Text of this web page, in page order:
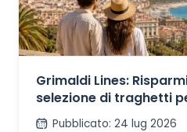
Grimaldi Lines:
selezione di traghetti
e Spagna
Pubblicato: 24 lug 2026